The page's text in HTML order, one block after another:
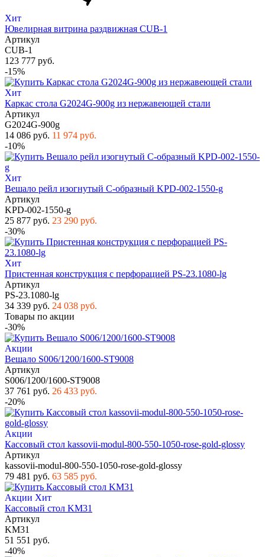
Хит
Ювелирная витрина раздвижная CUB-1
Артикул
CUB-1
123 777 руб.
-15%
Хит
Каркас стола G2024G-900g из нержавеющей стали
Артикул
G2024G-900g
14 086 руб. 11 974 руб.
-10%
Хит
Вешало рейл изогнутый С-образный KPD-002-1550-g
Артикул
KPD-002-1550-g
25 877 руб. 23 290 руб.
-30%
Хит
Пристенная конструкция с перфорацией PS-23.1080-lg
Артикул
PS-23.1080-lg
34 339 руб. 24 038 руб.
Товары по акции
-30%
Акции
Вешало S006/1200/1600-ST9008
Артикул
S006/1200/1600-ST9008
37 761 руб. 26 433 руб.
-20%
Акции
Кассовый стол kassovii-modul-800-550-1050-rose-gold-glossy
Артикул
kassovii-modul-800-550-1050-rose-gold-glossy
79 481 руб. 63 585 руб.
Акции Хит
Кассовый стол KM31
Артикул
KM31
51 551 руб.
-40%